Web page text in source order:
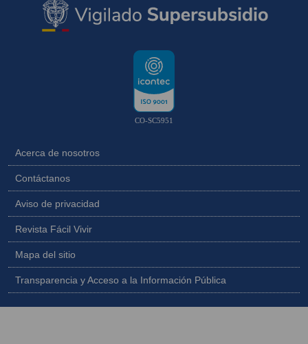
CO-SC5951
Acerca de nosotros
Contáctanos
Aviso de privacidad
Revista Fácil Vivir
Mapa del sitio
Transparencia y Acceso a la Información Pública